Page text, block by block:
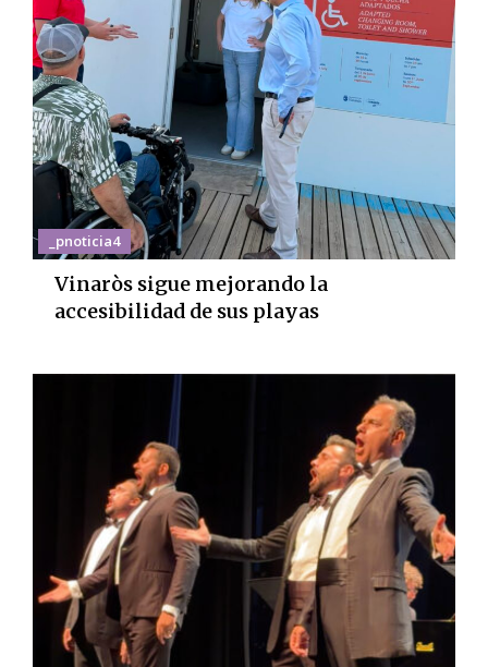
_pnoticia4
Vinaròs sigue mejorando la
accesibilidad de sus playas